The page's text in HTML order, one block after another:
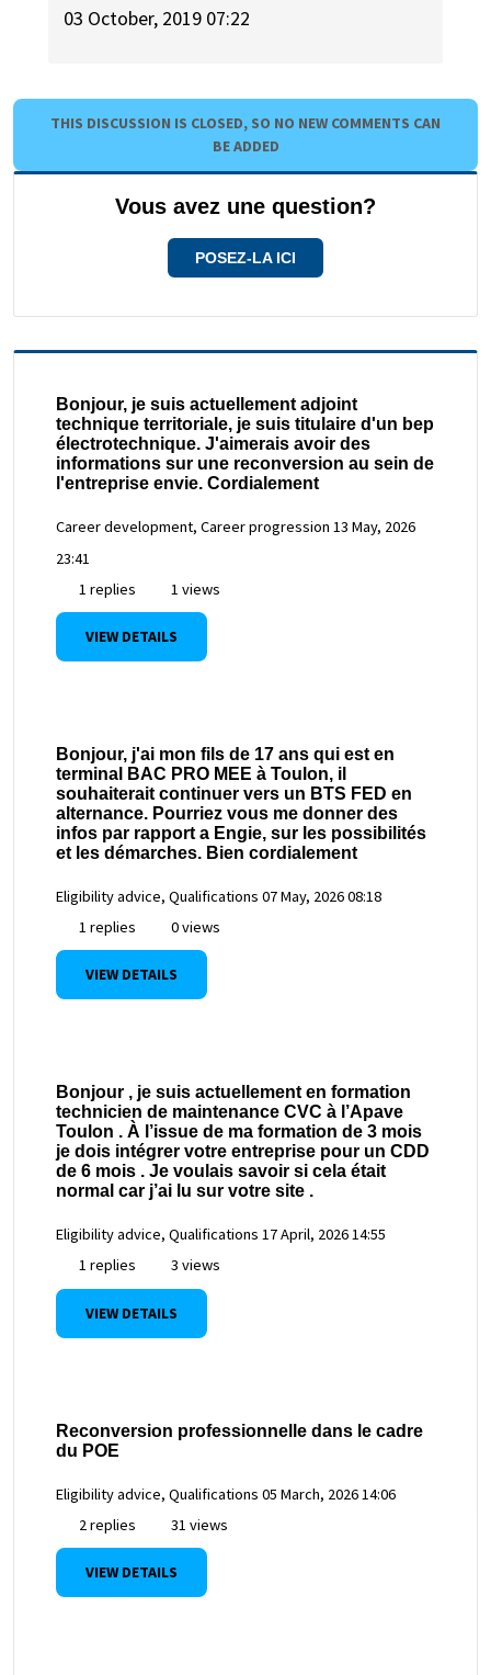
03 October, 2019 07:22
THIS DISCUSSION IS CLOSED, SO NO NEW COMMENTS CAN
BE ADDED
Vous avez une question?
POSEZ-LA ICI
Bonjour, je suis actuellement adjoint
technique territoriale, je suis titulaire d'un bep
électrotechnique. J'aimerais avoir des
informations sur une reconversion au sein de
l'entreprise envie. Cordialement
Career development, Career progression 13 May, 2026
23:41
1 replies
1 views
VIEW DETAILS
Bonjour, j'ai mon fils de 17 ans qui est en
terminal BAC PRO MEE à Toulon, il
souhaiterait continuer vers un BTS FED en
alternance. Pourriez vous me donner des
infos par rapport a Engie, sur les possibilités
et les démarches. Bien cordialement
Eligibility advice, Qualifications 07 May, 2026 08:18
1 replies
0 views
VIEW DETAILS
Bonjour , je suis actuellement en formation
technicien de maintenance CVC à l’Apave
Toulon . À l’issue de ma formation de 3 mois
je dois intégrer votre entreprise pour un CDD
de 6 mois . Je voulais savoir si cela était
normal car j’ai lu sur votre site .
Eligibility advice, Qualifications 17 April, 2026 14:55
1 replies
3 views
VIEW DETAILS
Reconversion professionnelle dans le cadre
du POE
Eligibility advice, Qualifications 05 March, 2026 14:06
2 replies
31 views
VIEW DETAILS